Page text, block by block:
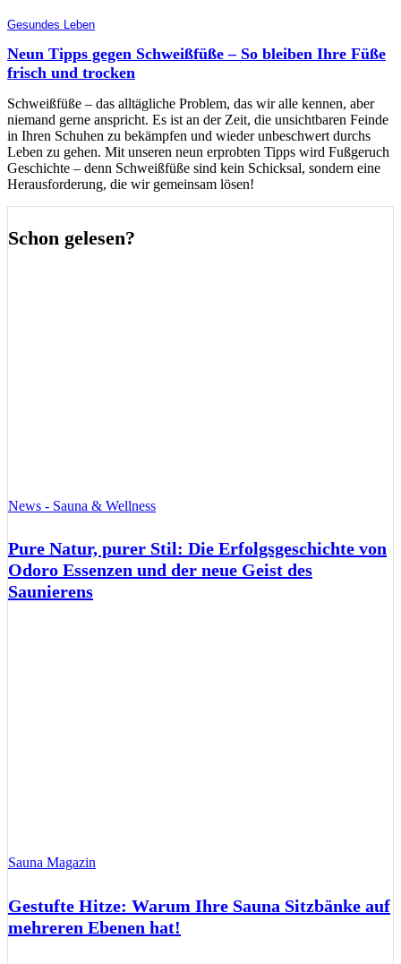
Gesundes Leben
Neun Tipps gegen Schweißfüße – So bleiben Ihre Füße
frisch und trocken
Schweißfüße – das alltägliche Problem, das wir alle kennen, aber
niemand gerne anspricht. Es ist an der Zeit, die unsichtbaren Feinde
in Ihren Schuhen zu bekämpfen und wieder unbeschwert durchs
Leben zu gehen. Mit unseren neun erprobten Tipps wird Fußgeruch
Geschichte – denn Schweißfüße sind kein Schicksal, sondern eine
Herausforderung, die wir gemeinsam lösen!
Schon gelesen?
News - Sauna & Wellness
Pure Natur, purer Stil: Die Erfolgsgeschichte von
Odoro Essenzen und der neue Geist des
Saunierens
Sauna Magazin
Gestufte Hitze: Warum Ihre Sauna Sitzbänke auf
mehreren Ebenen hat!